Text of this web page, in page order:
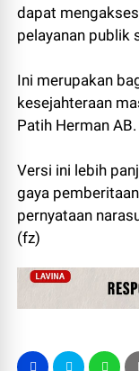
dapat
pelayanan publik
Ini merupakan
kesejahteraan
Patih Herman AB.
Versi ini lebih
gaya
pernyataan
(fz)